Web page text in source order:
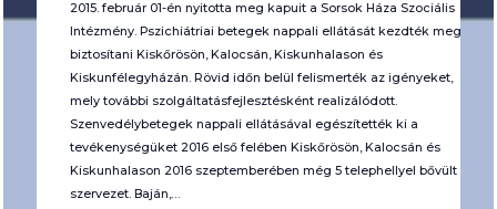
2015. február 01-én nyitotta meg kapuit a Sorsok Háza Szociális
Intézmény. Pszichiátriai betegek nappali ellátását kezdték meg
biztosítani Kiskőrösön, Kalocsán, Kiskunhalason és
Kiskunfélegyházán. Rövid időn belül felismerték az igényeket,
mely további szolgáltatásfejlesztésként realizálódott.
Szenvedélybetegek nappali ellátásával egészítették ki a
tevékenységüket 2016 első felében Kiskőrösön, Kalocsán és
Kiskunhalason 2016 szeptemberében még 5 telephellyel bővült a
szervezet. Baján,…